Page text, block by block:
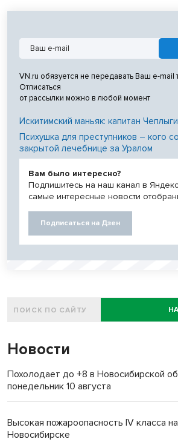
VN.ru обязуется не передавать Ваш e-mail
Отписаться
от рассылки можно в любой момент
Искитимский маньяк: капитан
Психушка для преступников – кого
закрытой лечебнице за Уралом
Вам было интересно?
Подпишитесь на наш канал в
самые интересные новости
Подписаться на Дзен
Новости
Похолодает до +8 в Новосибирской
понедельник 10 августа
Высокая пожароопасность IV класса
Новосибирске